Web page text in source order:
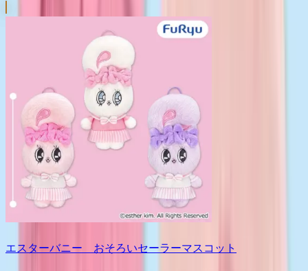
エスターバニー おそろいセーラーマスコット